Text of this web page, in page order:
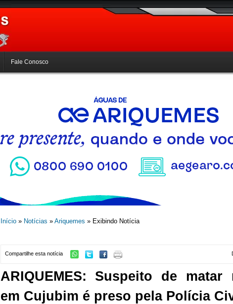
Fale Conosco
Início» Notícias » Ariquemes » Exibindo Notícia
Compartilhe esta notícia
ARIQUEMES: Suspeito de matar
em Cujubim é preso pela Polícia